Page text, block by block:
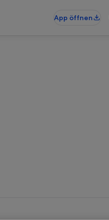
App öffnen